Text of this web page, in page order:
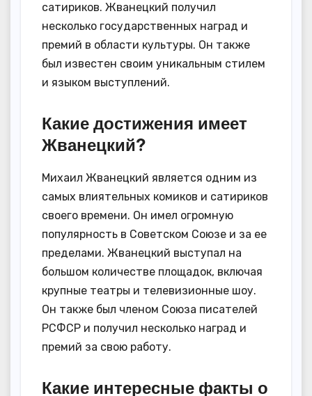
сатириков. Жванецкий получил
несколько государственных наград и
премий в области культуры. Он также
был известен своим уникальным стилем
и языком выступлений.
Какие достижения имеет
Жванецкий?
Михаил Жванецкий является одним из
самых влиятельных комиков и сатириков
своего времени. Он имел огромную
популярность в Советском Союзе и за ее
пределами. Жванецкий выступал на
большом количестве площадок, включая
крупные театры и телевизионные шоу.
Он также был членом Союза писателей
РСФСР и получил несколько наград и
премий за свою работу.
Какие интересные факты о